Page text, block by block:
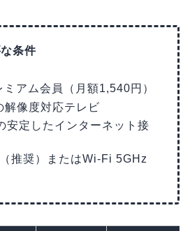
条件
アム会員（月額1,540円）
解像度対応テレビ
安定したインターネット接
推奨）またはWi-Fi 5GHz